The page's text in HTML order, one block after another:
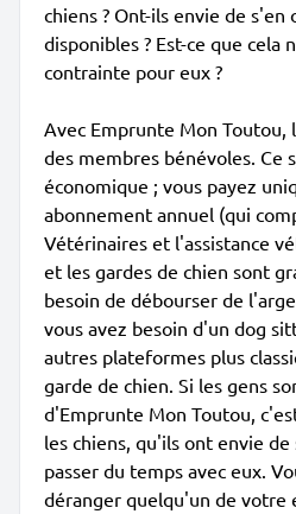
chiens ? Ont-ils envie de s'en
disponibles ? Est-ce que cela
contrainte pour eux ?
Avec Emprunte Mon Toutou,
des membres bénévoles. Ce
économique ; vous payez
abonnement annuel (qui
Vétérinaires et l'assistance
et les gardes de chien sont
besoin de débourser de
vous avez besoin d'un dog
autres plateformes plus
garde de chien. Si les gens
d'Emprunte Mon Toutou,
les chiens, qu'ils ont envie
passer du temps avec eux.
déranger quelqu'un de votre